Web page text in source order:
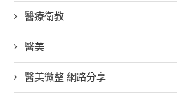
醫療衛教
醫美
醫美微整 網路分享